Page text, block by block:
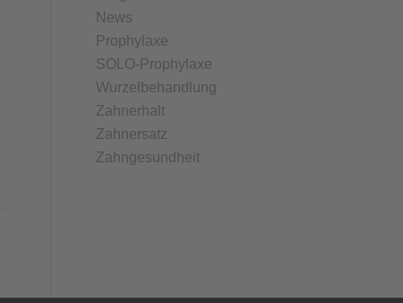
News
Prophylaxe
SOLO-Prophylaxe
Wurzelbehandlung
Zahnerhalt
Zahnersatz
Zahngesundheit